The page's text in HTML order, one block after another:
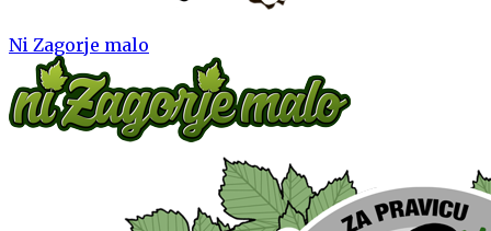
Ni Zagorje malo